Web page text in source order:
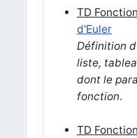
TD
d'Euler
Définition
liste,
dont le
fonction.
TD